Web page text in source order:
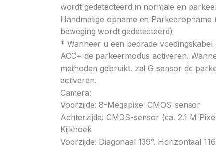
wordt gedetecteerd in normale en
Handmatige opname en Parkeeropname
beweging wordt gedetecteerd)
* Wanneer u een bedrade voedingskabel
ACC+ de parkeermodus activeren.
methoden gebruikt. zal G sensor de
activeren.
Camera:
Voorzijde: 8-Megapixel CMOS-sensor
Achterzijde: CMOS-sensor (ca. 2.1 M
Kijkhoek
Voorzijde: Diagonaal 139°. Horizontaal